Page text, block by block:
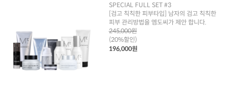
SPECIAL FULL SET #3
[검고 칙칙한 피부타입] 남자의 검고 칙칙한
피부 관리방법을 엠도씨가 제안 합니다.
245,000원
(20%할인)
196,000원